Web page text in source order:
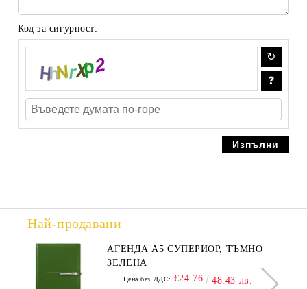
Код за сигурност:
Най-продавани
АГЕНДА А5 СУПЕРИОР, ТЪМНО
ЗЕЛЕНА
Цена без ДДС: €24.76 48.43 лв.